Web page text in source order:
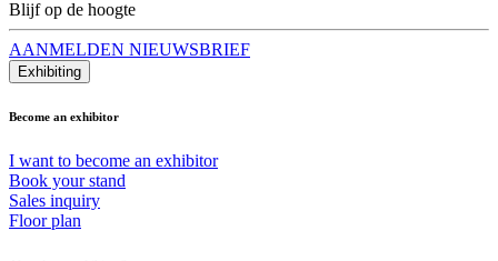
Blijf op de hoogte
AANMELDEN NIEUWSBRIEF
Exhibiting
Become an exhibitor
I want to become an exhibitor
Book your stand
Sales inquiry
Floor plan